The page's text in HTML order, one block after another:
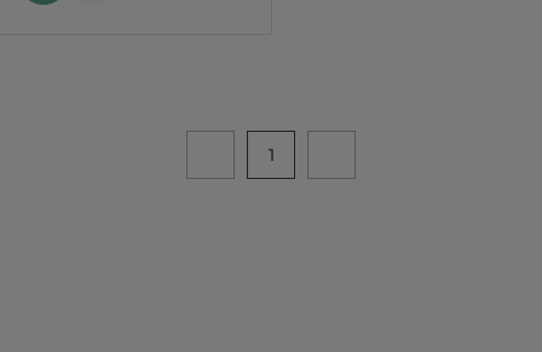
1